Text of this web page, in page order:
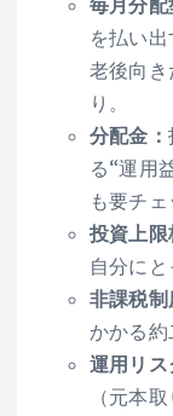
毎月分配
を払い出
老後向
り。
分配金：
る“運用
も要チェ
投資上限
自分にと
非課税制
かかる約
運用リス
（元本